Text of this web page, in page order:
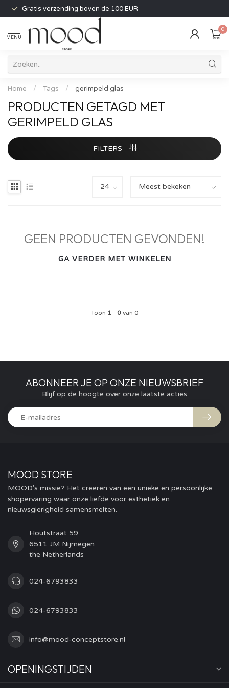
Gratis verzending boven de 100 EUR
MENU
0
Home / Tags / gerimpeld glas
PRODUCTEN GETAGD MET
GERIMPELD GLAS
FILTERS
GEEN PRODUCTEN GEVONDEN!
GA VERDER MET WINKELEN
Toon 1 - 0van 0
ABONNEER JE OP ONZE NIEUWSBRIEF
Blijf op de hoogte over onze laatste acties
MOOD STORE
MOOD's missie? Het creëren van een unieke en persoonlijke
shopervaring waar onze liefde voor esthetiek en
nieuwsgierigheid samensmelten.
Houtstraat 59
6511 JM Nijmegen
the Netherlands
024-6793833
024-6793833
info@mood-conceptstore.nl
OPENINGSTIJDEN